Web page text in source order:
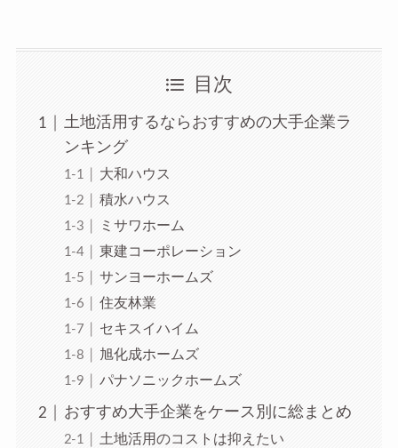
目次
土地活用するならおすすめの大手企業ラ
ンキング
大和ハウス
積水ハウス
ミサワホーム
東建コーポレーション
サンヨーホームズ
住友林業
セキスイハイム
旭化成ホームズ
パナソニックホームズ
おすすめ大手企業をケース別に総まとめ
土地活用のコストは抑えたい